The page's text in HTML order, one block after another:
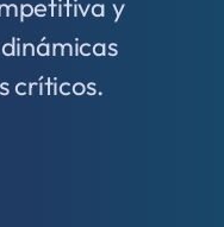
y
críticos.